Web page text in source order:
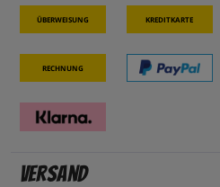
Überweisung Kreditkarte
Rechnung
Versand